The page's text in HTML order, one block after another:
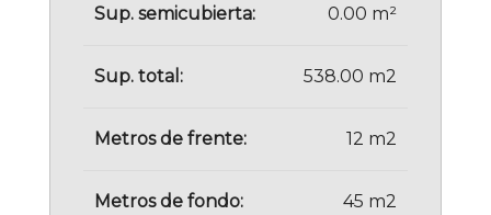
Sup. semicubierta: 0.00 m²
Sup. total: 538.00 m2
Metros de frente: 12 m2
Metros de fondo: 45 m2